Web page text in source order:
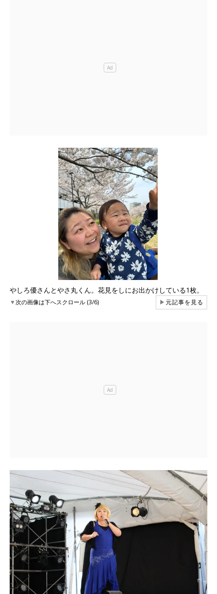
やしろ優さんとやさ丸くん。花見をしにお出かけしている1枚。
▼次の画像は下へスクロール (3/6) ▶元記事を見る